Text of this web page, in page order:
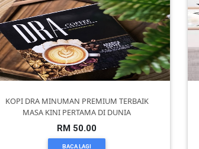
KOPI DRA MINUMAN PREMIUM TERBAIK
MASA KINI PERTAMA DI DUNIA
RM 50.00
BACA LAGI